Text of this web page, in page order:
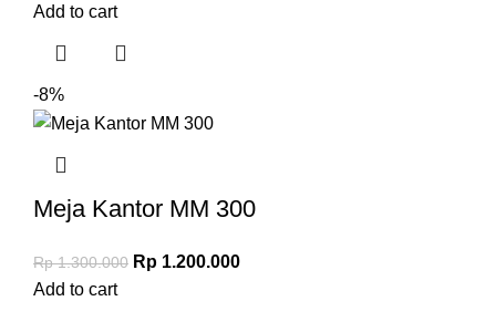
Add to cart
-8%
Meja Kantor MM 300
Rp1.300.000 Rp 1.200.000
Add to cart